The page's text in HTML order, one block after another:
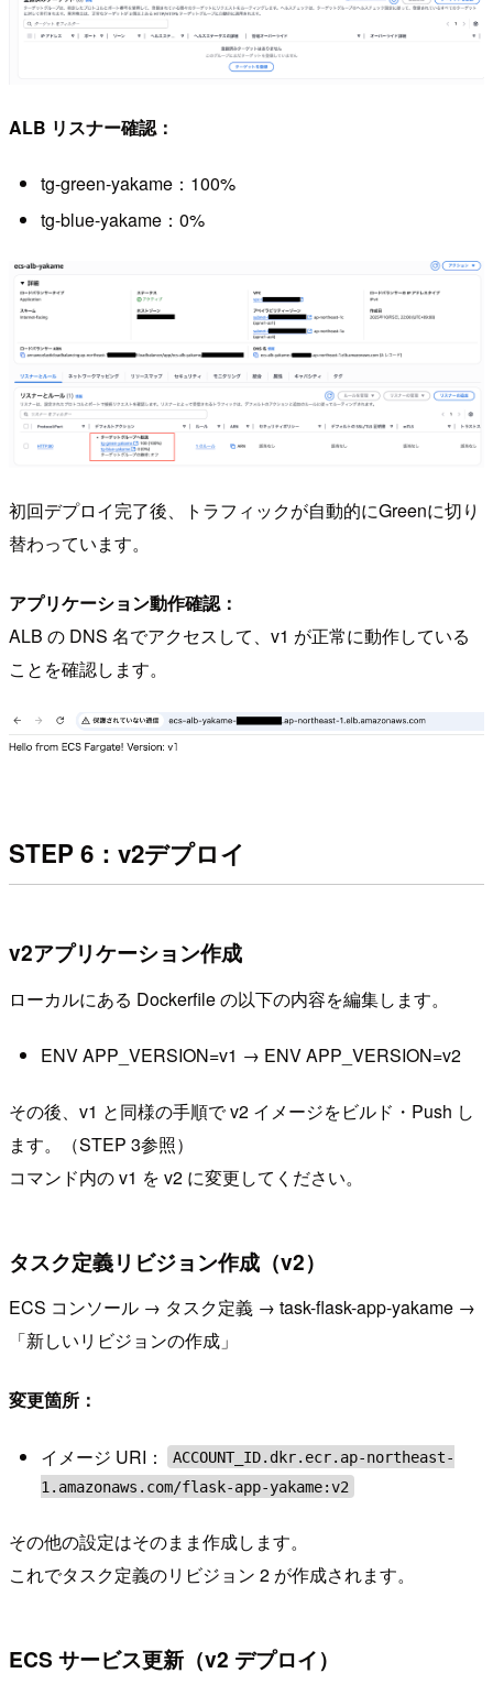
ALB リスナー確認：
tg-green-yakame：100%
tg-blue-yakame：0%
初回デプロイ完了後、トラフィックが自動的にGreenに切り
替わっています。
アプリケーション動作確認：
ALB の DNS 名でアクセスして、v1 が正常に動作している
ことを確認します。
STEP 6：v2デプロイ
v2アプリケーション作成
ローカルにある Dockerfile の以下の内容を編集します。
ENV APP_VERSION=v1 → ENV APP_VERSION=v2
その後、v1 と同様の手順で v2 イメージをビルド・Push し
ます。（STEP 3参照）
コマンド内の v1 を v2 に変更してください。
タスク定義リビジョン作成（v2）
ECS コンソール → タスク定義 → task-flask-app-yakame →
「新しいリビジョンの作成」
変更箇所：
イメージ URI：
ACCOUNT_ID.dkr.ecr.ap-northeast-
1.amazonaws.com/flask-app-yakame:v2
その他の設定はそのまま作成します。
これでタスク定義のリビジョン 2 が作成されます。
ECS サービス更新（v2 デプロイ）